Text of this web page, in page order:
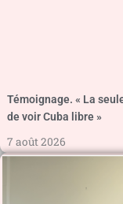
Témoignage. « La
de voir Cuba libre »
7 août 2026